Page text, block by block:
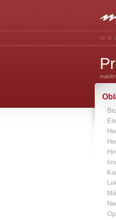
makler